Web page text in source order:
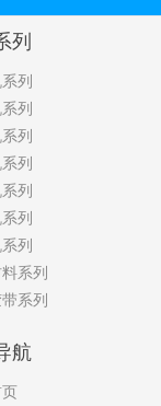
列
列
列
列
列
列
列
列
系列
系列
航